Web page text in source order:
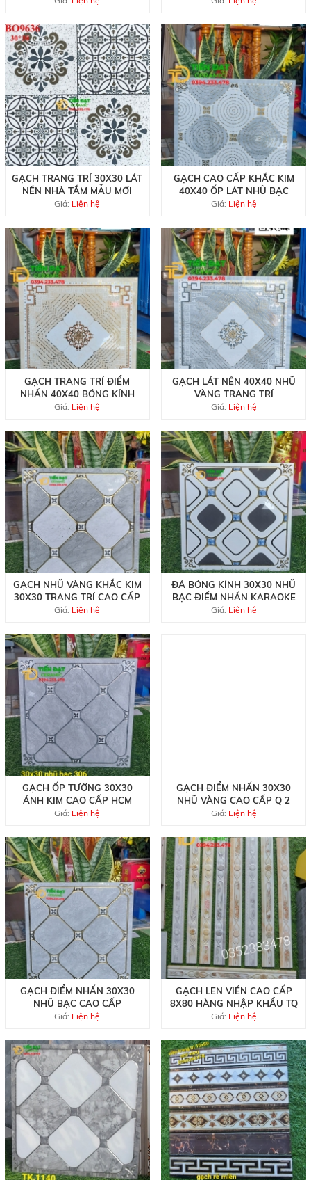
GẠCH TRANG TRÍ 30X30 LÁT
NỀN NHÀ TẮM MẪU MỚI
Giá: Liện hệ
GẠCH CAO CẤP KHẮC KIM
40X40 ỐP LÁT NHŨ BẠC
Giá: Liện hệ
GẠCH TRANG TRÍ ĐIỂM
NHẤN 40X40 BÓNG KÍNH
Giá: Liện hệ
GẠCH LÁT NỀN 40X40 NHŨ
VÀNG TRANG TRÍ
Giá: Liện hệ
GẠCH NHŨ VÀNG KHẮC KIM
30X30 TRANG TRÍ CAO CẤP
Giá: Liện hệ
ĐÁ BÓNG KÍNH 30X30 NHŨ
BẠC ĐIỂM NHẤN KARAOKE
Giá: Liện hệ
GẠCH ỐP TƯỜNG 30X30
ÁNH KIM CAO CẤP HCM
Giá: Liện hệ
GẠCH ĐIỂM NHẤN 30X30
NHŨ VÀNG CAO CẤP Q 2
Giá: Liện hệ
GẠCH ĐIỂM NHẤN 30X30
NHŨ BẠC CAO CẤP
Giá: Liện hệ
GẠCH LEN VIỀN CAO CẤP
8X80 HÀNG NHẬP KHẨU TQ
Giá: Liện hệ